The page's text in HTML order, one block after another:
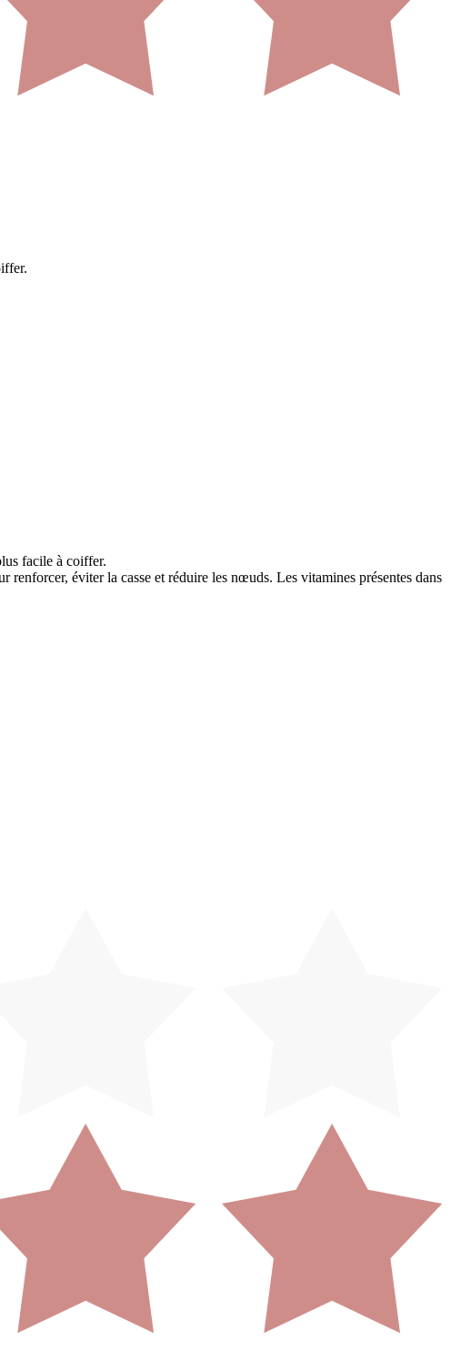
facile à coiffer.
renforcer, éviter la casse et réduire les nœuds. Les vitamines présentes dans